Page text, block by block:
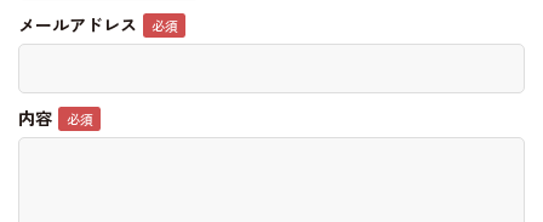
メールアドレス
内容